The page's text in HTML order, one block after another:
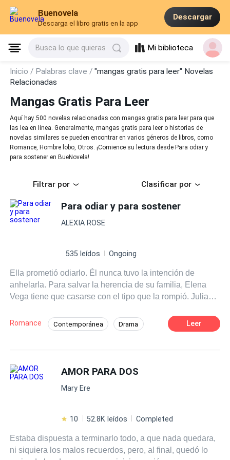
Buenovela
Descarga el libro gratis en la app
Descargar
Busca lo que quieras Mi biblioteca
Inicio / Palabras clave /"mangas gratis para leer" Novelas
Relacionadas
Mangas Gratis Para Leer
Aquí hay 500 novelas relacionadas con mangas gratis para leer para que
las lea en línea. Generalmente, mangas gratis para leer o historias de
novelas similares se pueden encontrar en varios géneros de libros, como
Romance, Hombre lobo, Otros. ¡Comience su lectura desde Para odiar y
para sostener en BueNovela!
Filtrar por Clasificar por
Para odiar y para sostener
ALEXIA ROSE
535 leídos Ongoing
Ella prometió odiarlo. Él nunca tuvo la intención de
anhelarla. Para salvar la herencia de su familia, Elena
Vega tiene que casarse con el tipo que la rompió. Julian
directa pero cruel: un año de matrimonio perfecto y
público a cambio de la seguridad de su familia. No hay
lujo frío, aferrándose a su ira como su única protección.
Pero la línea que separa su amor falso de una tensión
real y vertiginosa comienza a difuminarse. Un contacto
susurrados en la oscuridad... Ninguna de estas cosas
para ellos en este momento no es que se descubra su
mentira; sino la horrible y inequívoca verdad: están
Romance Contemporánea Drama
Matrimonio por Contrato De Odio al Amor
Relación Retorcida
Leer
AMOR PARA DOS
Mary Ere
10 52.8K leídos Completed
Estaba dispuesta a terminarlo todo, a que nada quedara,
ni siquiera los malos recuerdos, pero, al final, quedó lo